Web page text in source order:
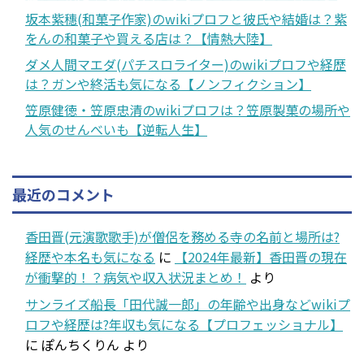
坂本紫穗(和菓子作家)のwikiプロフと彼氏や結婚は？紫
をんの和菓子や買える店は？【情熱大陸】
ダメ人間マエダ(パチスロライター)のwikiプロフや経歴
は？ガンや終活も気になる【ノンフィクション】
笠原健徳・笠原忠清のwikiプロフは？笠原製菓の場所や
人気のせんべいも【逆転人生】
最近のコメント
香田晋(元演歌歌手)が僧侶を務める寺の名前と場所は?
経歴や本名も気になる に
【2024年最新】香田晋の現在
が衝撃的！？病気や収入状況まとめ！ より
サンライズ船長「田代誠一郎」の年齢や出身などwikiプ
ロフや経歴は?年収も気になる【プロフェッショナル】
に ぽんちくりん より